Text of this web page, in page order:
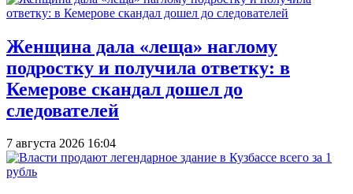
Женщина дала «леща» наглому
подростку и получила ответку: в
Кемерове скандал дошел до
следователей
7 августа 2026 16:04